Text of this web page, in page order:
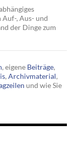
, Aus- und
der Dinge zum
, eigene Beiträge,
, Archivmaterial,
und wie Sie